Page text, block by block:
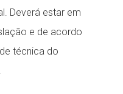
Deverá estar em
e de acordo
técnica do